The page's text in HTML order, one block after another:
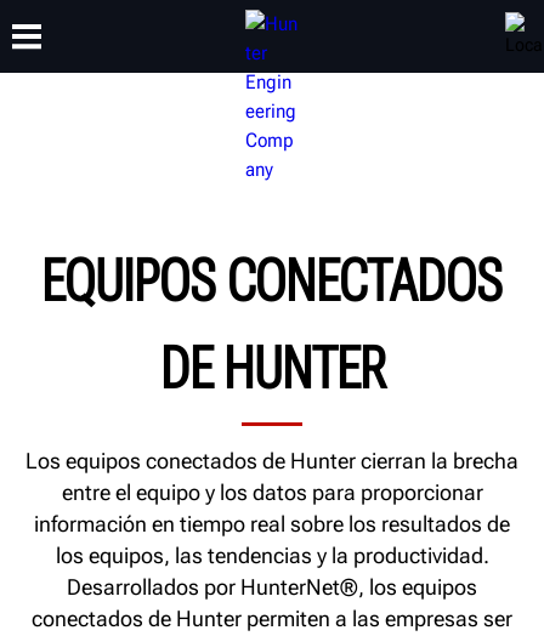
CAPACITACIÓN
EQUIPOS CONECTADOS
DE HUNTER
Los equipos conectados de Hunter cierran la brecha
entre el equipo y los datos para proporcionar
información en tiempo real sobre los resultados de
los equipos, las tendencias y la productividad.
Desarrollados por HunterNet®, los equipos
conectados de Hunter permiten a las empresas ser